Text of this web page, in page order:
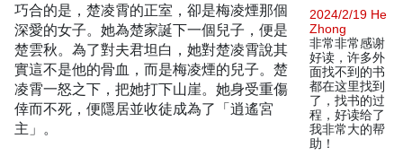
巧合的是，楚凌霄的正室，卻是梅凌煙那個
深愛的女子。她為楚家誕下一個兒子，便是
楚雲秋。為了對夫君坦白，她對楚凌霄說其
實這不是他的骨血，而是梅凌煙的兒子。楚
凌霄一怒之下，把她打下山崖。她身受重傷
倖而不死，便隱居並收徒成為了「逍遙宮
主」。
2024/2/19 He
Zhong
非常非常感谢
好读，许多外
面找不到的书
都在这里找到
了，找书的过
程，好读给了
我非常大的帮
助！